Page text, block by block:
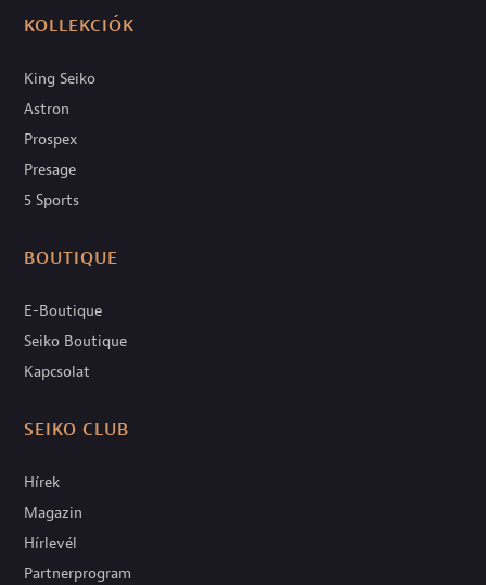
KOLLEKCIÓK
King Seiko
Astron
Prospex
Presage
5 Sports
BOUTIQUE
E-Boutique
Seiko Boutique
Kapcsolat
SEIKO CLUB
Hírek
Magazin
Hírlevél
Partnerprogram